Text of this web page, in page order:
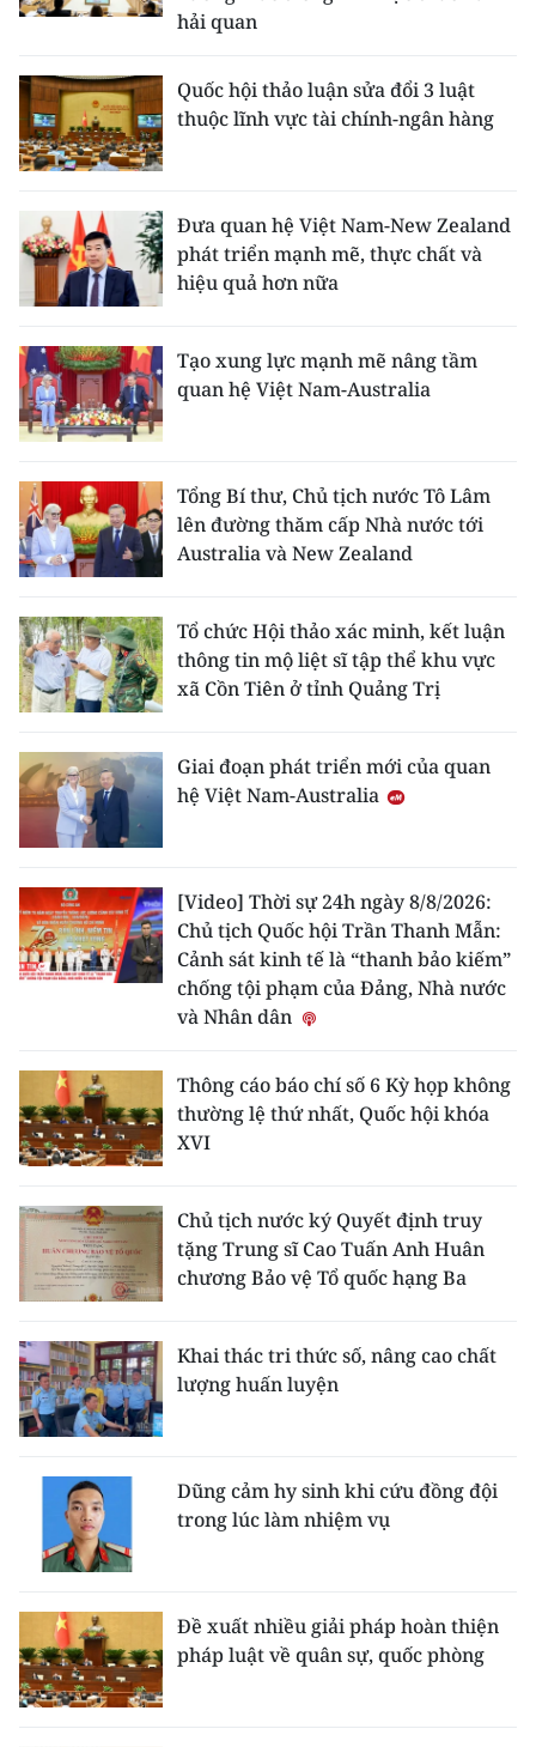
hải quan
Quốc hội thảo luận sửa đổi 3 luật
thuộc lĩnh vực tài chính-ngân hàng
Đưa quan hệ Việt Nam-New Zealand
phát triển mạnh mẽ, thực chất và
hiệu quả hơn nữa
Tạo xung lực mạnh mẽ nâng tầm
quan hệ Việt Nam-Australia
Tổng Bí thư, Chủ tịch nước Tô Lâm
lên đường thăm cấp Nhà nước tới
Australia và New Zealand
Tổ chức Hội thảo xác minh, kết luận
thông tin mộ liệt sĩ tập thể khu vực
xã Cồn Tiên ở tỉnh Quảng Trị
Giai đoạn phát triển mới của quan
hệ Việt Nam-Australia
[Video] Thời sự 24h ngày 8/8/2026:
Chủ tịch Quốc hội Trần Thanh Mẫn:
Cảnh sát kinh tế là “thanh bảo kiếm”
chống tội phạm của Đảng, Nhà nước
và Nhân dân
Thông cáo báo chí số 6 Kỳ họp không
thường lệ thứ nhất, Quốc hội khóa
XVI
Chủ tịch nước ký Quyết định truy
tặng Trung sĩ Cao Tuấn Anh Huân
chương Bảo vệ Tổ quốc hạng Ba
Khai thác tri thức số, nâng cao chất
lượng huấn luyện
Dũng cảm hy sinh khi cứu đồng đội
trong lúc làm nhiệm vụ
Đề xuất nhiều giải pháp hoàn thiện
pháp luật về quân sự, quốc phòng